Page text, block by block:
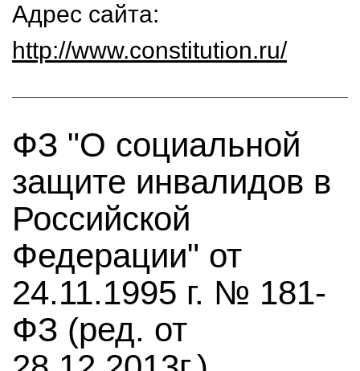
Адрес сайта:
http://www.constitution.ru/
ФЗ "О социальной
защите инвалидов в
Российской
Федерации" от
24.11.1995 г. № 181-
ФЗ (ред. от